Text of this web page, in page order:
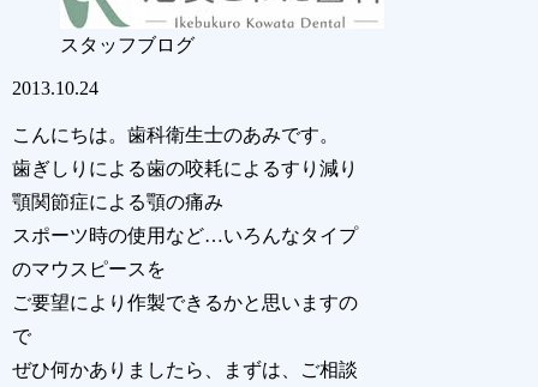
スタッフブログ
2013.10.24
こんにちは。歯科衛生士のあみです。
歯ぎしりによる歯の咬耗によるすり減り
顎関節症による顎の痛み
スポーツ時の使用など…いろんなタイプ
のマウスピースを
ご要望により作製できるかと思いますの
で
ぜひ何かありましたら、まずは、ご相談